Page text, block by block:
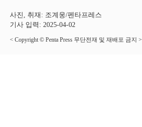
사진, 취재: 조계웅/펜타프레스
기사 입력: 2025-04-02
< Copyright © Penta Press 무단전재 및 재배포 금지 >